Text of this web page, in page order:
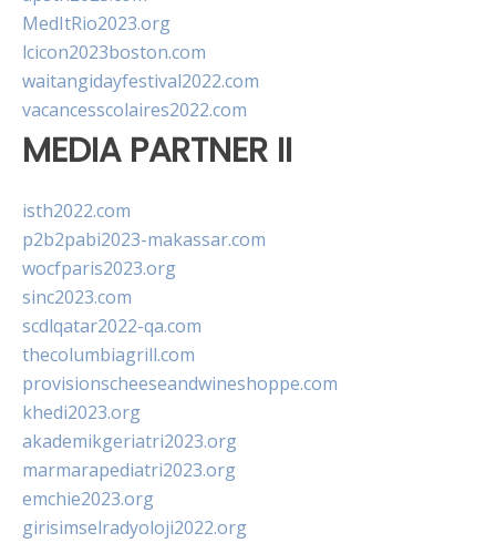
MedItRio2023.org
lcicon2023boston.com
waitangidayfestival2022.com
vacancesscolaires2022.com
MEDIA PARTNER II
isth2022.com
p2b2pabi2023-makassar.com
wocfparis2023.org
sinc2023.com
scdlqatar2022-qa.com
thecolumbiagrill.com
provisionscheeseandwineshoppe.com
khedi2023.org
akademikgeriatri2023.org
marmarapediatri2023.org
emchie2023.org
girisimselradyoloji2022.org